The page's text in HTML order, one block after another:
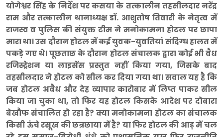
योगेश्वर सिंह के निर्देश पर कसया के तत्कालीन तहसीलदार नरेंद्र
राम और तत्कालीन थानाध्यक्ष डॉ. आशुतोष तिवारी के नेतृत्व में
राजस्व व पुलिस की संयुक्त टीम ने मनोकामना होटल पर छापा
मारा था। उस दौरान होटल में कई युवक-युवतियां संदिग्ध हालत में
पकड़े गए थे। पूछताछ के दौरान होटल संचालक द्वारा कोई भी वैध
रजिस्ट्रेशन या लाइसेंस प्रस्तुत नहीं किया गया, जिसके बाद
तहसीलदार ने होटल को सील कर दिया गया था। सवाल यह है कि
जब होटल अवैध और देह व्यापार कारोबार में लिप्त पाकर सील
किया जा चुका था, तो फिर यह होटल किसके आदेश पर दोबारा
बेखौफ संचालित हो रहा है? क्या मनोकामना होटल का संचालक
किसी ऊंचे रसूख की छत्रछाया में है? या फिर होटल की आड़ में चल